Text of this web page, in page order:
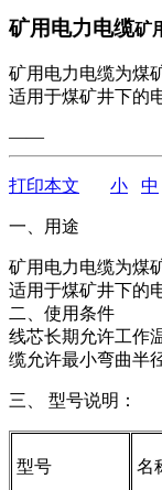
矿用电力电缆矿
矿用电力电缆为煤
适用于煤矿井下的
——
打印本文 小 中
一、用途
矿用电力电缆为煤
适用于煤矿井下的
二、使用条件
线芯长期允许工作
缆允许最小弯曲半
三、 型号说明：
型号 名